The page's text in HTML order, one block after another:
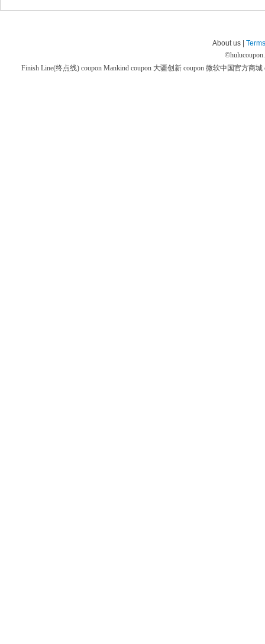
About us |
©
Finish Line(终点线) coupon Mankind coupon 大疆创新 coupon 微软中国官方商城